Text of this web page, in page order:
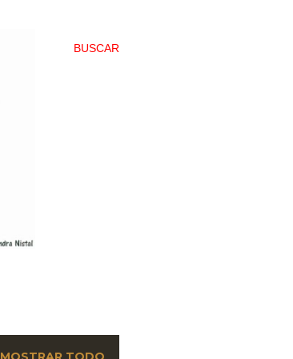
BUSCAR